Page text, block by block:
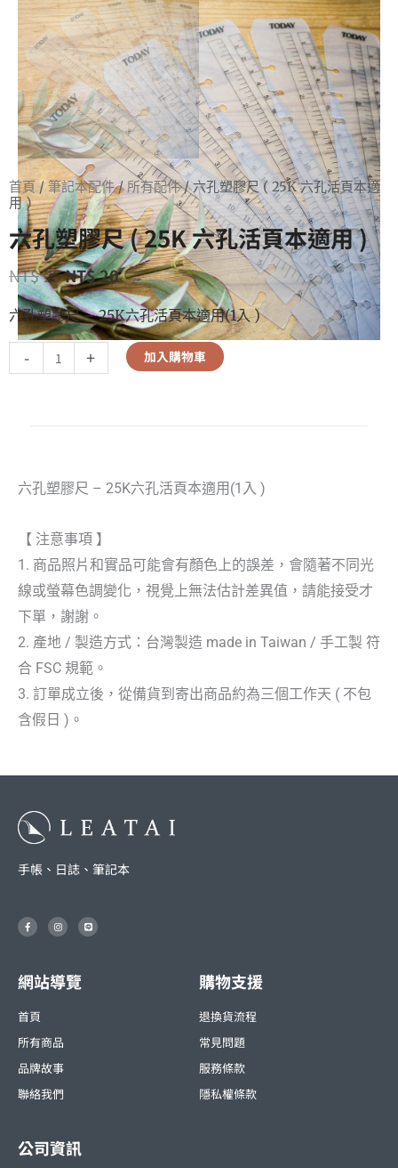
首頁/筆記本配件/ 所有配件/ 六孔塑膠尺 ( 25K 六孔活頁本適
用 )
六孔塑膠尺 ( 25K 六孔活頁本適用 )
NT$25NT$20
六孔塑膠尺 – 25K六孔活頁本適用(1入 )
- + 加入購物車
六孔塑膠尺 – 25K六孔活頁本適用(1入 )
【 注意事項 】
1. 商品照片和實品可能會有顏色上的誤差，會隨著不同光
線或螢幕色調變化，視覺上無法估計差異值，請能接受才
下單，謝謝。
2. 產地 / 製造方式：台灣製造 made in Taiwan / 手工製 符
合 FSC 規範。
3. 訂單成立後，從備貨到寄出商品約為三個工作天 ( 不包
含假日 )。
手帳、日誌、筆記本
F
a
c
o
k
-
I
n
s
r
a
m
L
i
n
網站導覽
首頁
所有商品
品牌故事
聯絡我們
購物支援
退換貨流程
常見問題
服務條款
隱私權條款
公司資訊